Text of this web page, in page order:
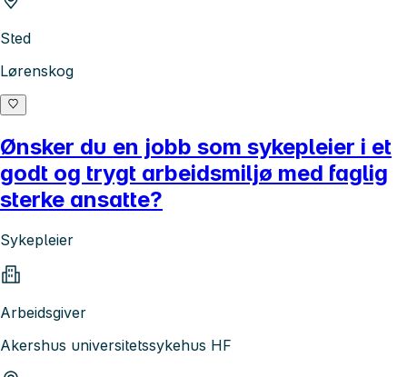
Sted
Lørenskog
Ønsker du en jobb som sykepleier i et
godt og trygt arbeidsmiljø med faglig
sterke ansatte?
Sykepleier
Arbeidsgiver
Akershus universitetssykehus HF